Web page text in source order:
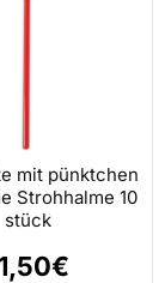
mit pünktchen
Strohhalme 10
stück
1,50€